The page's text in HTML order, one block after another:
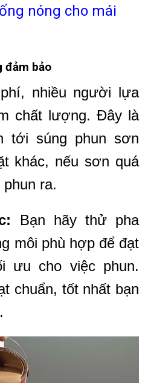
nóng cho mái
đảm bảo
nhiều người lựa
chất lượng. Đây là
tới súng phun sơn
khác, nếu sơn quá
ra.
Bạn hãy thử pha
môi phù hợp để đạt
ưu cho việc phun.
chuẩn, tốt nhất bạn